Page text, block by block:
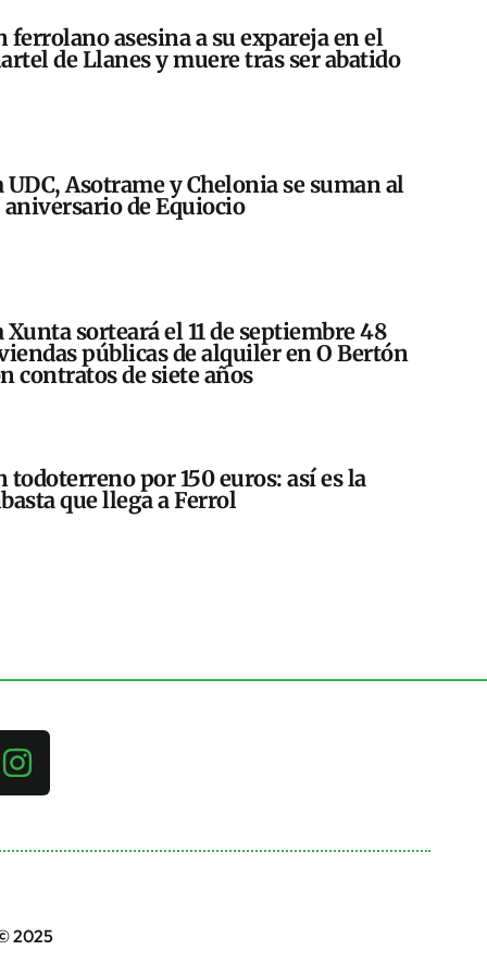
ferrolano asesina a su expareja en el
de Llanes y muere tras ser abatido
UDC, Asotrame y Chelonia se suman al
aniversario de Equiocio
Xunta sorteará el 11 de septiembre 48
públicas de alquiler en O Bertón
contratos de siete años
todoterreno por 150 euros: así es la
que llega a Ferrol
2025